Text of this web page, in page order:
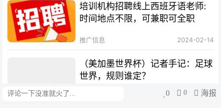
评论 0 0 海报
培训机构招聘线上西班牙语老师:
时间地点不限，可兼职可全职
推广信息 2024-02-14
（美加墨世界杯）记者手记：足球
世界，规则谁定？
4周前